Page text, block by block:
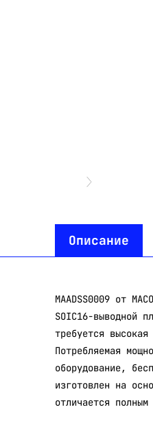
Описание
MAADSS0009 от
SOIC16-выводной
требуется
Потребляемая
оборудование,
изготовлен на
отличается